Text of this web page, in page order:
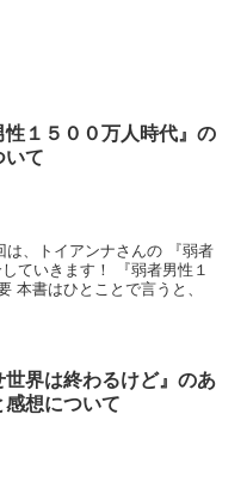
性１５００万人時代』の
いて
は、トイアンナさんの 『弱者
ていきます！ 『弱者男性１
本書はひとことで言うと、
世界は終わるけど』のあ
感想について